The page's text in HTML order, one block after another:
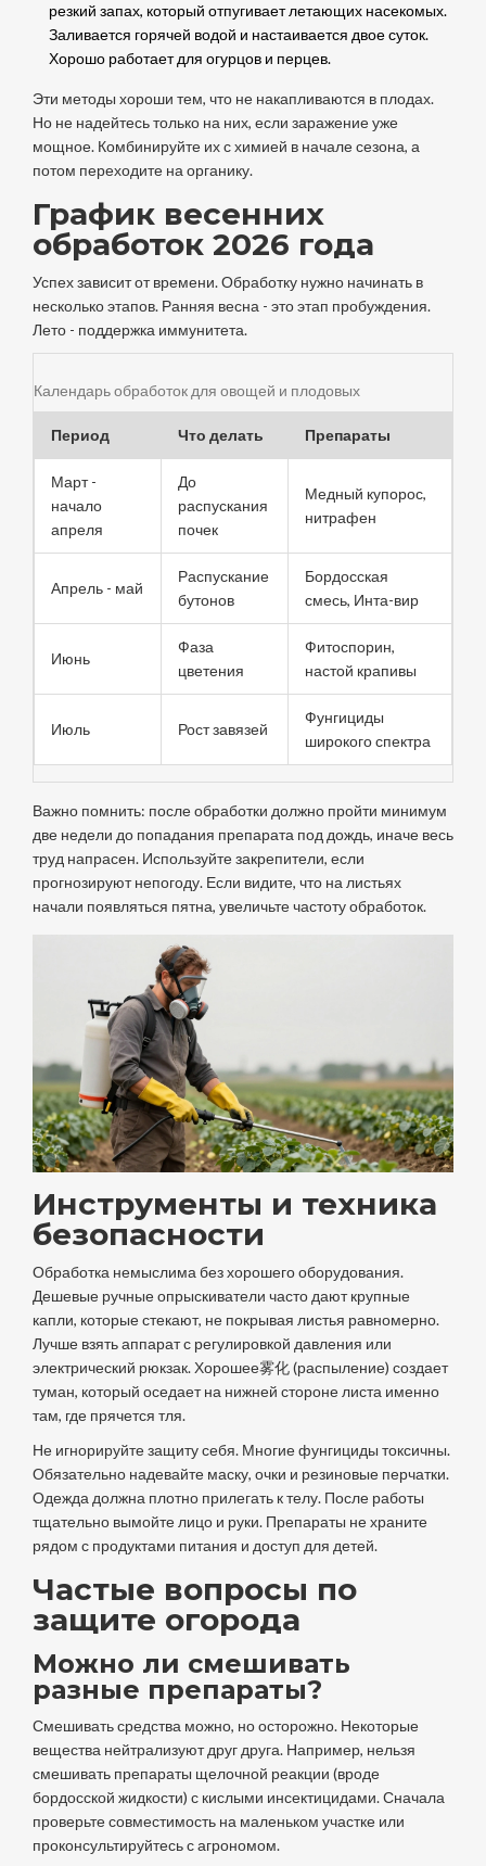
резкий запах, который отпугивает летающих насекомых.
Заливается горячей водой и настаивается двое суток.
Хорошо работает для огурцов и перцев.
Эти методы хороши тем, что не накапливаются в плодах.
Но не надейтесь только на них, если заражение уже
мощное. Комбинируйте их с химией в начале сезона, а
потом переходите на органику.
График весенних
обработок 2026 года
Успех зависит от времени. Обработку нужно начинать в
несколько этапов. Ранняя весна - это этап пробуждения.
Лето - поддержка иммунитета.
Календарь обработок для овощей и плодовых
Период Что делать Препараты
Март -
начало
апреля
До
распускания
почек
Медный купорос,
нитрафен
Апрель - май
Распускание
бутонов
Бордосская
смесь, Инта-вир
Июнь
Фаза
цветения
Фитоспорин,
настой крапивы
Июль Рост завязей
Фунгициды
широкого спектра
Важно помнить: после обработки должно пройти минимум
две недели до попадания препарата под дождь, иначе весь
труд напрасен. Используйте закрепители, если
прогнозируют непогоду. Если видите, что на листьях
начали появляться пятна, увеличьте частоту обработок.
Инструменты и техника
безопасности
Обработка немыслима без хорошего оборудования.
Дешевые ручные опрыскиватели часто дают крупные
капли, которые стекают, не покрывая листья равномерно.
Лучше взять аппарат с регулировкой давления или
электрический рюкзак. Хорошее雾化 (распыление) создает
туман, который оседает на нижней стороне листа именно
там, где прячется тля.
Не игнорируйте защиту себя. Многие фунгициды токсичны.
Обязательно надевайте маску, очки и резиновые перчатки.
Одежда должна плотно прилегать к телу. После работы
тщательно вымойте лицо и руки. Препараты не храните
рядом с продуктами питания и доступ для детей.
Частые вопросы по
защите огорода
Можно ли смешивать
разные препараты?
Смешивать средства можно, но осторожно. Некоторые
вещества нейтрализуют друг друга. Например, нельзя
смешивать препараты щелочной реакции (вроде
бордосской жидкости) с кислыми инсектицидами. Сначала
проверьте совместимость на маленьком участке или
проконсультируйтесь с агрономом.